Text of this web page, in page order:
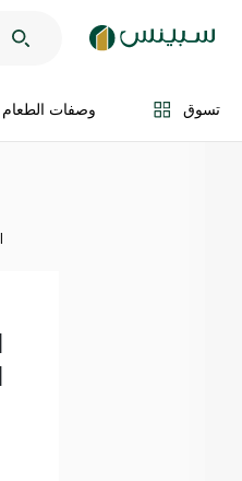
تسوق وصفات الطعام
اضف الى السلة